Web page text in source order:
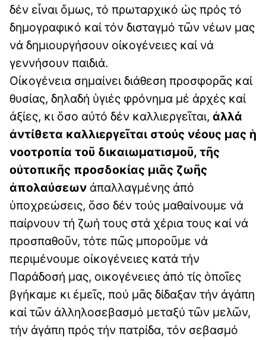
δέν εἶναι ὄμως, τό πρωταρχικό ὡς πρός τό
δημογραφικό καί τόν δισταγμό τῶν νέων μας
νά δημιουργήσουν οἰκογένειες καί νά
γεννήσουν παιδιά.
Οἰκογένεια σημαίνει διάθεση προσφορᾶς καί
θυσίας, δηλαδή ὑγιές φρόνημα μέ ἀρχές καί
ἀξίες, κι ὅσο αὐτό δέν καλλιεργεῖται, ἀλλά
ἀντίθετα καλλιεργεῖται στούς νέους μας ἡ
νοοτροπία τοῦ δικαιωματισμοῦ, τῆς
οὐτοπικῆς προσδοκίας μιᾶς ζωῆς
ἀπολαύσεων ἀπαλλαγμένης ἀπό
ὑποχρεώσεις, ὅσο δέν τούς μαθαίνουμε νά
παίρνουν τή ζωή τους στά χέρια τους καί νά
προσπαθοῦν, τότε πῶς μποροῦμε νά
περιμένουμε οἰκογένειες κατά τήν
Παράδοσή μας, οικογένειες ἀπό τίς ὁποῖες
βγήκαμε κι ἐμεῖς, πού μᾶς δίδαξαν τήν ἀγάπη
καί τῶν ἀλληλοσεβασμό μεταξύ τῶν μελῶν,
τήν ἀγάπη πρός τήν πατρίδα, τόν σεβασμό